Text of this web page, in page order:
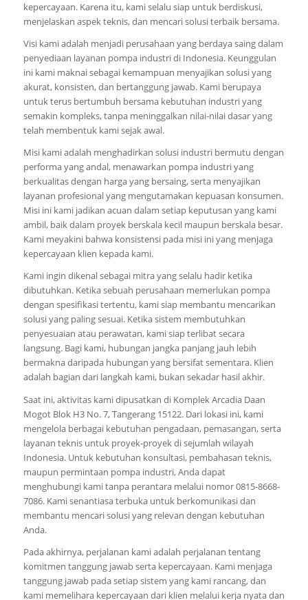
kepercayaan. Karena itu, kami selalu siap untuk berdiskusi,
menjelaskan aspek teknis, dan mencari solusi terbaik bersama.
Visi kami adalah menjadi perusahaan yang berdaya saing dalam
penyediaan layanan pompa industri di Indonesia. Keunggulan
ini kami maknai sebagai kemampuan menyajikan solusi yang
akurat, konsisten, dan bertanggung jawab. Kami berupaya
untuk terus bertumbuh bersama kebutuhan industri yang
semakin kompleks, tanpa meninggalkan nilai-nilai dasar yang
telah membentuk kami sejak awal.
Misi kami adalah menghadirkan solusi industri bermutu dengan
performa yang andal, menawarkan pompa industri yang
berkualitas dengan harga yang bersaing, serta menyajikan
layanan profesional yang mengutamakan kepuasan konsumen.
Misi ini kami jadikan acuan dalam setiap keputusan yang kami
ambil, baik dalam proyek berskala kecil maupun berskala besar.
Kami meyakini bahwa konsistensi pada misi ini yang menjaga
kepercayaan klien kepada kami.
Kami ingin dikenal sebagai mitra yang selalu hadir ketika
dibutuhkan. Ketika sebuah perusahaan memerlukan pompa
dengan spesifikasi tertentu, kami siap membantu mencarikan
solusi yang paling sesuai. Ketika sistem membutuhkan
penyesuaian atau perawatan, kami siap terlibat secara
langsung. Bagi kami, hubungan jangka panjang jauh lebih
bermakna daripada hubungan yang bersifat sementara. Klien
adalah bagian dari langkah kami, bukan sekadar hasil akhir.
Saat ini, aktivitas kami dipusatkan di Komplek Arcadia Daan
Mogot Blok H3 No. 7, Tangerang 15122. Dari lokasi ini, kami
mengelola berbagai kebutuhan pengadaan, pemasangan, serta
layanan teknis untuk proyek-proyek di sejumlah wilayah
Indonesia. Untuk kebutuhan konsultasi, pembahasan teknis,
maupun permintaan pompa industri, Anda dapat
menghubungi kami tanpa perantara melalui nomor 0815-8668-
7086. Kami senantiasa terbuka untuk berkomunikasi dan
membantu mencari solusi yang relevan dengan kebutuhan
Anda.
Pada akhirnya, perjalanan kami adalah perjalanan tentang
komitmen tanggung jawab serta kepercayaan. Kami menjaga
tanggung jawab pada setiap sistem yang kami rancang, dan
kami memelihara kepercayaan dari klien melalui kerja nyata dan